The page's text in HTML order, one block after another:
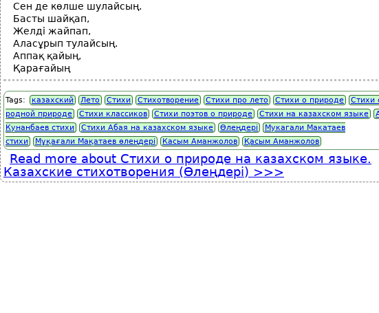
Сен де көлше шулайсың.
Басты шайқап,
Желді жайпап,
Аласұрып тулайсың.
Аппақ қайың,
Қарағайың
Tags: казахский Лето Стихи Стихотворение Стихи про лето Стихи о природе
Стихи
родной природе
Стихи классиков Стихи поэтов о природе Стихи на казахском языке
Кунанбаев стихи
Стихи Абая на казахском языке Өлеңдері
Мукагали Макатаев
стихи
Мұқағали Мақатаев өлеңдері Касым Аманжолов Қасым Аманжолов
Read more about Стихи о природе на казахском языке.
Казахские стихотворения (Өлеңдерi)